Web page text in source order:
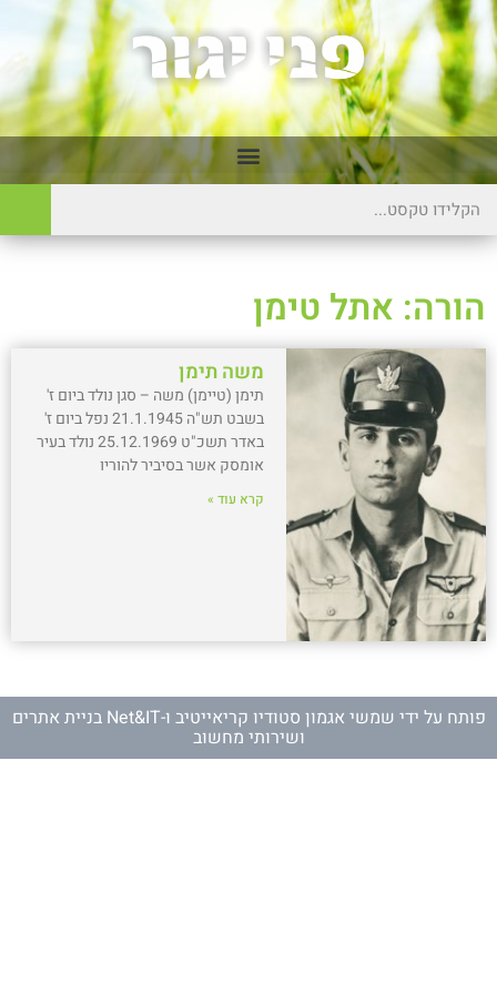
הורה: אתל טימן
משה תימן
תימן (טיימן) משה – סגן נולד ביום ז'
בשבט תש"ה 21.1.1945 נפל ביום ז'
באדר תשכ"ט 25.12.1969 נולד בעיר
אומסק אשר בסיביר להוריו
קרא עוד »
פותח על ידי שמשי אגמון סטודיו קריאייטיב ו- Net&IT בניית אתרים
ושירותי מחשוב